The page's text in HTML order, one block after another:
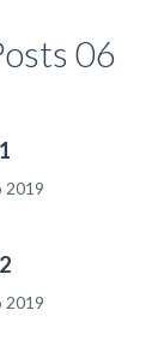
06
2019
2019